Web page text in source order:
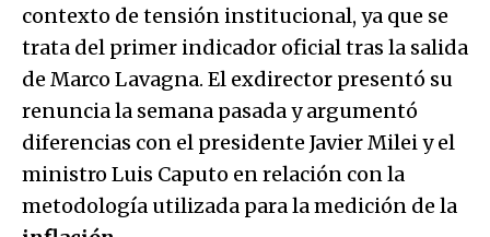
contexto de tensión institucional, ya que se
trata del primer indicador oficial tras la salida
de Marco Lavagna. El exdirector presentó su
renuncia la semana pasada y argumentó
diferencias con el presidente Javier Milei y el
ministro Luis Caputo en relación con la
metodología utilizada para la medición de la